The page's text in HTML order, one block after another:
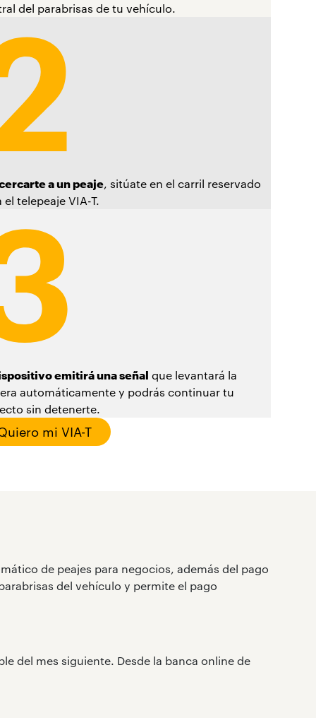
del parabrisas de tu vehículo.
a un peaje , sitúate en el carril reservado
el telepeaje VIA-T.
emitirá una señal que levantará la
automáticamente y podrás continuar tu
sin detenerte.
mi VIA-T
de peajes para negocios, además del pago
del vehículo y permite el pago
del mes siguiente. Desde la banca online de